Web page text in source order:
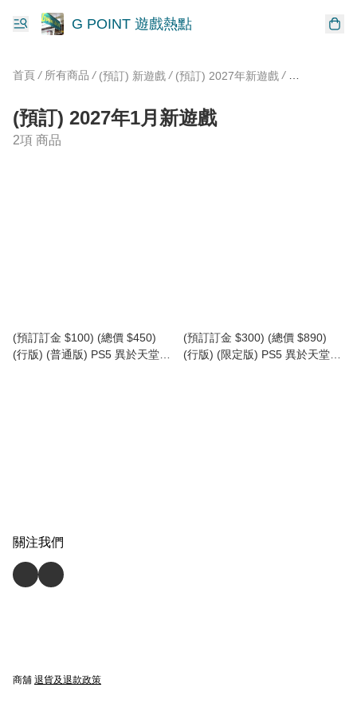
G POINT 遊戲熱點
首頁 / 所有商品 / (預訂) 新遊戲 / (預訂) 2027年新遊戲 / (預訂) 2027
(預訂) 2027年1月新遊戲
2項 商品
(預訂訂金 $100) (總價 $450)
(行版) (普通版) PS5 異於天堂
(預訂訂金 $300) (總價 $890)
(行版) (限定版) PS5 異於天堂
關注我們
商舖 退貨及退款政策